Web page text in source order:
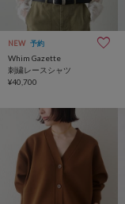
NEW 予約
Whim Gazette
刺繍レースシャツ
¥40,700